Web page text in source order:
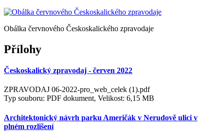
Obálka červnového Českoskalického zpravodaje
Přílohy
Českoskalický zpravodaj - červen 2022
ZPRAVODAJ 06-2022-pro_web_celek (1).pdf
Typ souboru: PDF dokument, Velikost: 6,15 MB
Architektonický návrh parku Američák v Nerudově ulici v
plném rozlišení